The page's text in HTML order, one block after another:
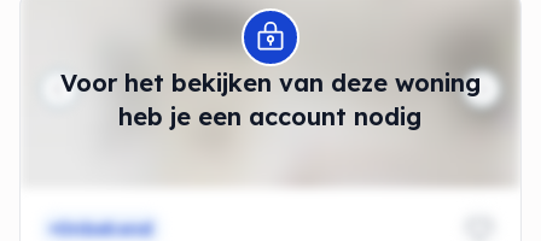
Voor het bekijken van deze woning
heb je een account nodig
Modal openen
Onbekend